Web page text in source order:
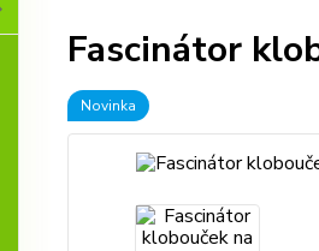
Fascinátor
Novinka